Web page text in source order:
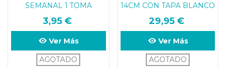
SEMANAL 1 TOMA
TAMAÑO MEDIANO 12.7
X 3 X 1.7
3,95 €
Ver Más
AGOTADO
14CM CON TAPA BLANCO
( HASTA 160KG)
29,95 €
Ver Más
AGOTADO